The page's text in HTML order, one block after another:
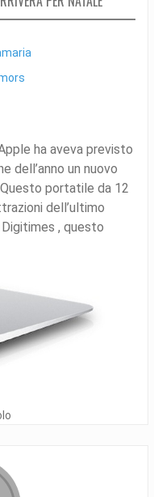
ha aveva previsto
dell’anno un nuovo
portatile da 12
dell’ultimo
, questo